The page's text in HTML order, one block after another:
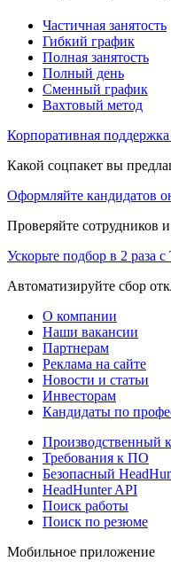
Частичная занятость
Гибкий график
Полная занятость
Полный день
Сменный график
Вахтовый метод
Корпоративная поддержка
Какой соцпакет вы
Оформляйте кандидатов
Проверяйте сотрудников
Ускорьте подбор в 2 раза
Автоматизируйте сбор
О компании
Наши вакансии
Партнерам
Реклама на сайте
Новости и статьи
Инвесторам
Кандидаты по
Производственный
Требования к ПО
Безопасный
HeadHunter API
Поиск работы
Поиск по резюме
Мобильное приложение